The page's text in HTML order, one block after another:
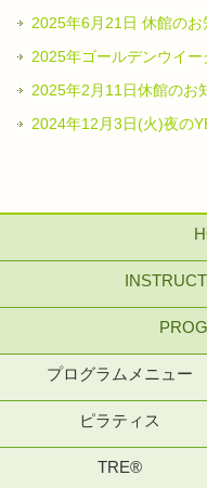
2025年6月21日 休館のお
2025年ゴールデンウイ
2025年2月11日休館のお
2024年12月3日(火)夜の
プログラムメニュー
ピラティス
TRE®